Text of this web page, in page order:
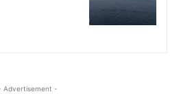
Advertisement -